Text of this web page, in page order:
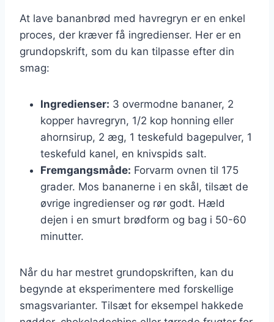
At lave bananbrød med havregryn er en enkel
proces, der kræver få ingredienser. Her er en
grundopskrift, som du kan tilpasse efter din
smag:
Ingredienser: 3 overmodne bananer, 2
kopper havregryn, 1/2 kop honning eller
ahornsirup, 2 æg, 1 teskefuld bagepulver, 1
teskefuld kanel, en knivspids salt.
Fremgangsmåde: Forvarm ovnen til 175
grader. Mos bananerne i en skål, tilsæt de
øvrige ingredienser og rør godt. Hæld
dejen i en smurt brødform og bag i 50-60
minutter.
Når du har mestret grundopskriften, kan du
begynde at eksperimentere med forskellige
smagsvarianter. Tilsæt for eksempel hakkede